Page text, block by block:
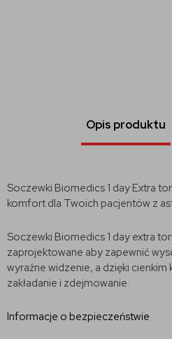
Opis produktu
Soczewki Biomedics 1 day Extra
komfort dla Twoich pacjentów z
Soczewki Biomedics 1 day extra
zaprojektowane aby zapewnić
wyraźne widzenie, a dzięki cienkim
zakładanie i zdejmowanie.
Informacje o bezpieczeństwie